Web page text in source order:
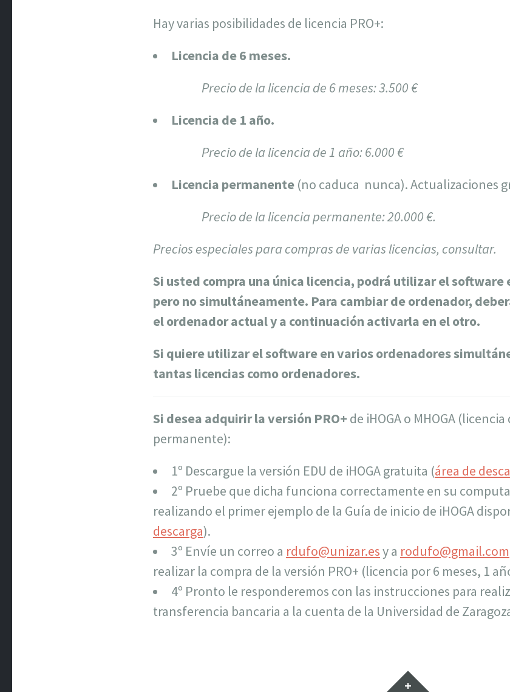
Hay varias posibilidades de licencia PRO+:
Licencia de 6 meses.
Precio de la licencia de 6 meses: 3.500 €
Licencia de 1 año.
Precio de la licencia de 1 año: 6.000 €
Licencia permanente (no caduca nunca). Actualizaciones
Precio de la licencia permanente: 20.000 €.
Precios especiales para compras de varias licencias, consultar.
Si usted compra una única licencia, podrá utilizar el software
pero no simultáneamente. Para cambiar de ordenador,
el ordenador actual y a continuación activarla en el otro.
Si quiere utilizar el software en varios ordenadores
tantas licencias como ordenadores.
Si desea adquirir la versión PRO+ de iHOGA o MHOGA
permanente):
1º Descargue la versión EDU de iHOGA gratuita (área de
2º Pruebe que dicha funciona correctamente en su
realizando el primer ejemplo de la Guía de inicio de iHOGA
descarga).
3º Envíe un correo a rdufo@unizar.esy a rodufo@gmail.com
realizar la compra de la versión PRO+ (licencia por 6 meses, 1
4º Pronto le responderemos con las instrucciones para
transferencia bancaria a la cuenta de la Universidad de
Widgets